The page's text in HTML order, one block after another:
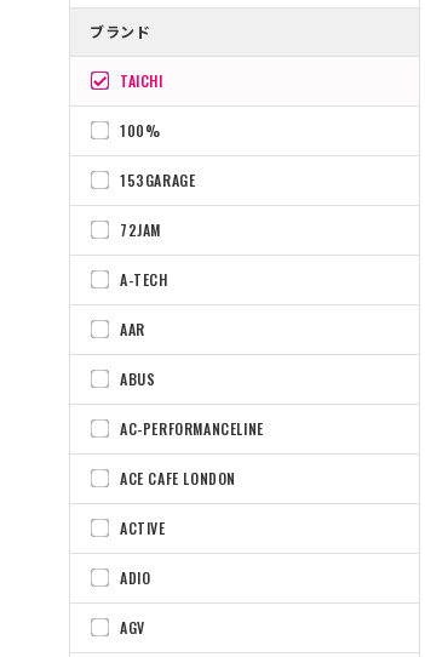
ブランド
TAICHI
100%
153GARAGE
72JAM
A-TECH
AAR
ABUS
AC-PERFORMANCELINE
ACE CAFE LONDON
ACTIVE
ADIO
AGV